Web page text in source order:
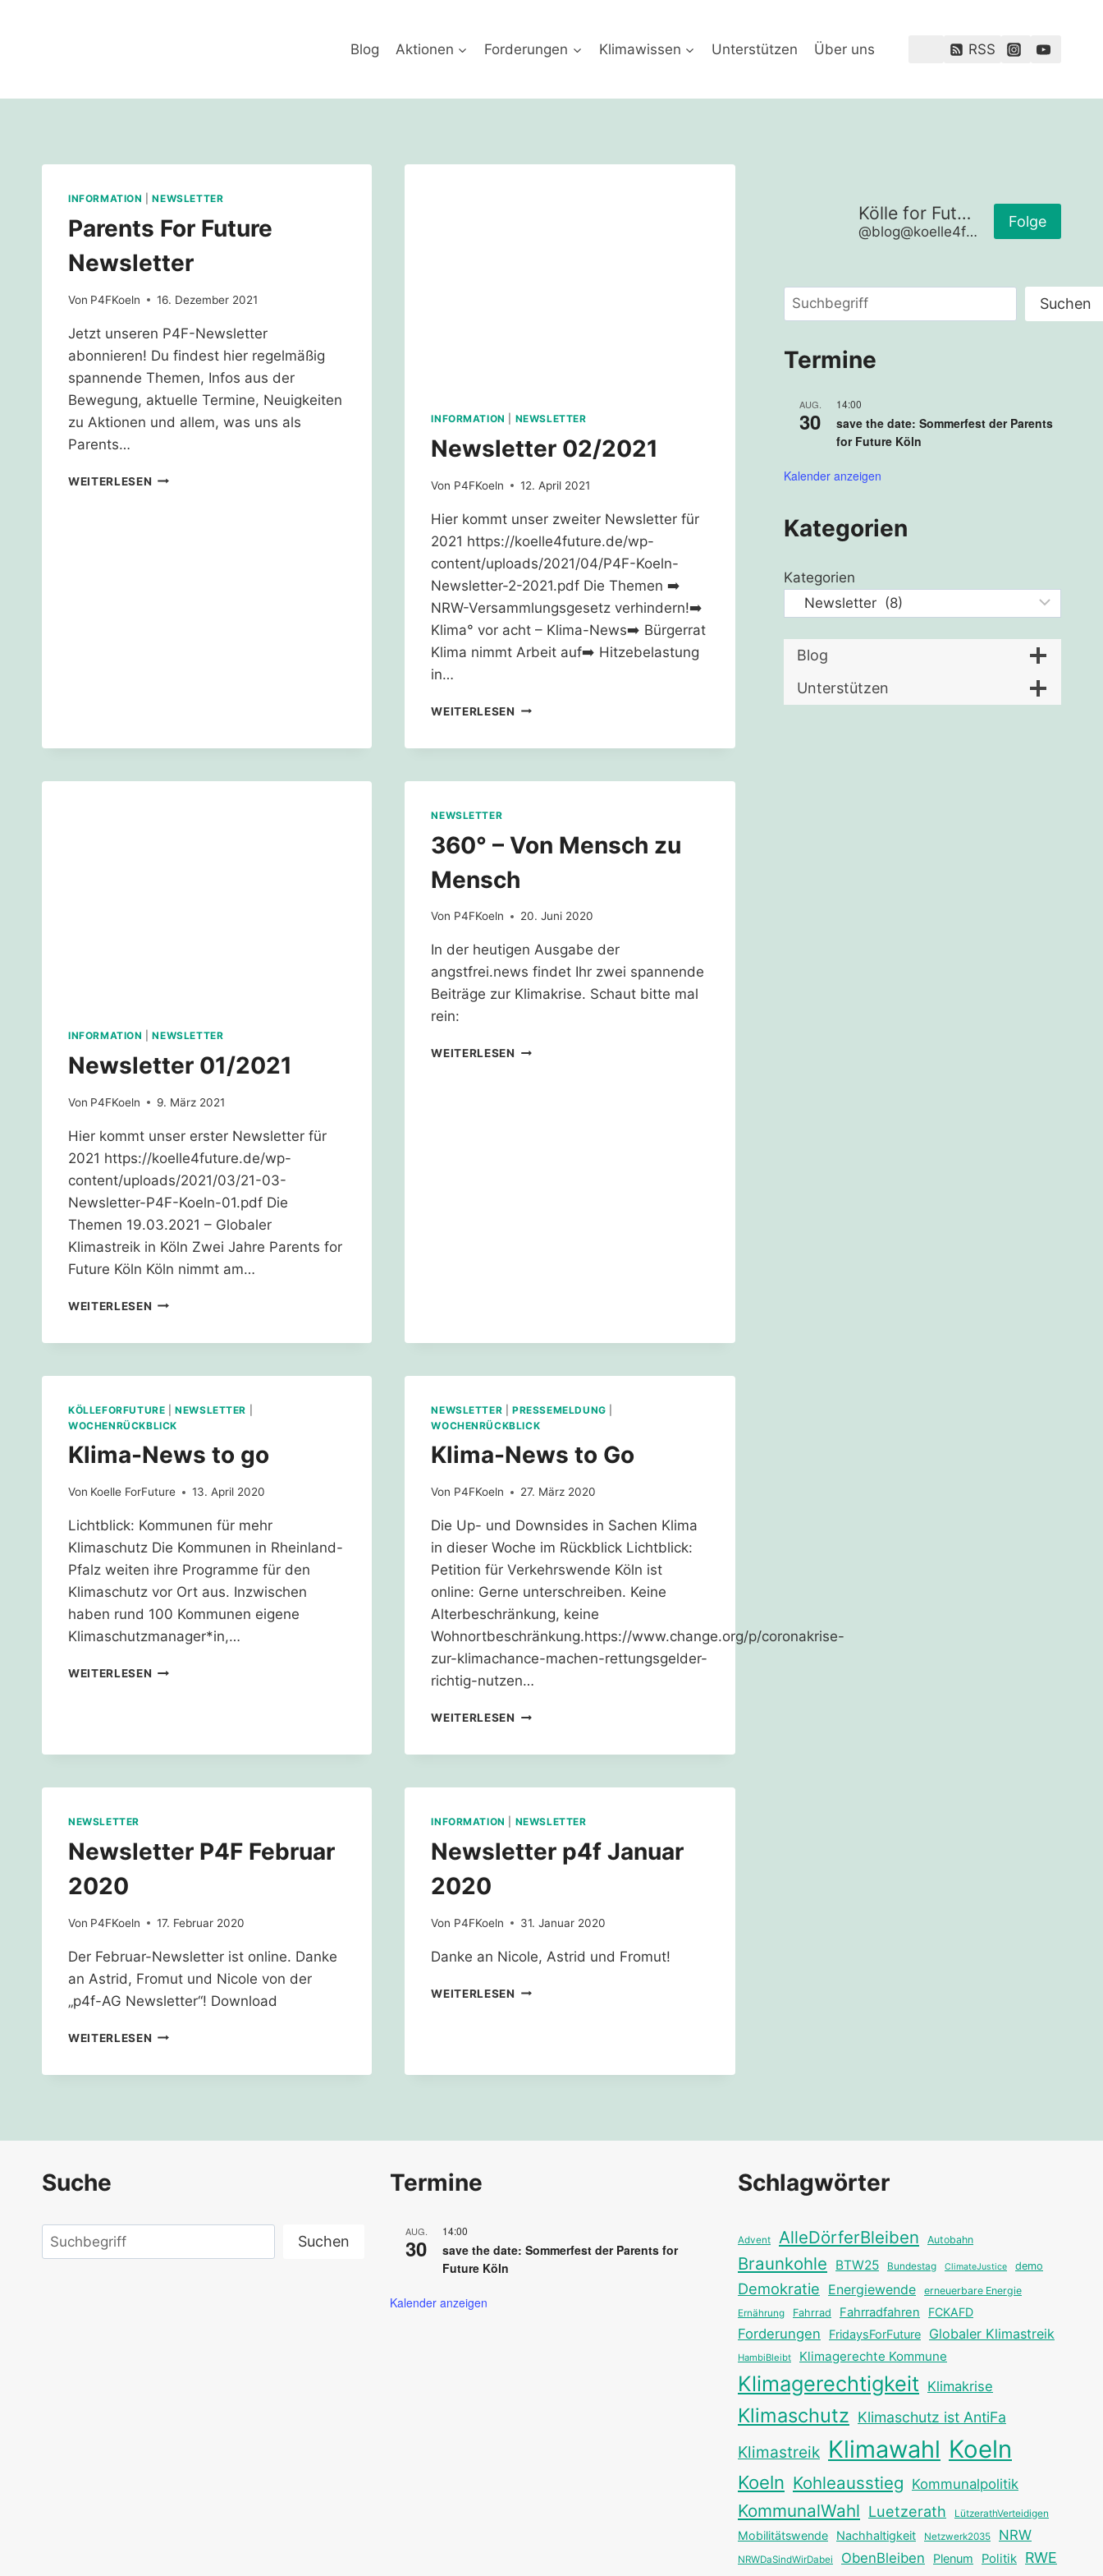
Blog Aktionen Forderungen Klimawissen Unterstützen Über uns RSS
INFORMATION |NEWSLETTER
Parents For Future
Newsletter
Von P4FKoeln 16. Dezember 2021
Jetzt unseren P4F-Newsletter
abonnieren! Du findest hier regelmäßig
spannende Themen, Infos aus der
Bewegung, aktuelle Termine, Neuigkeiten
zu Aktionen und allem, was uns als
Parents…
WEITERLESEN PARENTS
INFORMATION NEWSLETTER
Newsletter 02/2021
Von P4FKoeln 12. April 2021
Hier kommt unser zweiter Newsletter für
2021 https://koelle4future.de/wp-
content/uploads/2021/04/P4F-Koeln-
Newsletter-2-2021.pdf Die Themen ➡️
NRW-Versammlungsgesetz verhindern!➡️
Klima° vor acht – Klima-News➡️ Bürgerrat
Klima nimmt Arbeit auf➡️ Hitzebelastung
in…
WEITERLESEN NEWSLETTER
INFORMATION |NEWSLETTER
Newsletter 01/2021
Von P4FKoeln 9. März 2021
Hier kommt unser erster Newsletter für
2021 https://koelle4future.de/wp-
content/uploads/2021/03/21-03-
Newsletter-P4F-Koeln-01.pdf Die
Themen 19.03.2021 – Globaler
Klimastreik in Köln Zwei Jahre Parents for
Future Köln Köln nimmt am…
WEITERLESEN NEWSLETTER
NEWSLETTER
360° – Von Mensch zu
Mensch
Von P4FKoeln 20. Juni 2020
In der heutigen Ausgabe der
angstfrei.news findet Ihr zwei spannende
Beiträge zur Klimakrise. Schaut bitte mal
rein:
WEITERLESEN 360°
KÖLLEFORFUTURE |NEWSLETTER
WOCHENRÜCKBLICK
Klima-News to go
Von Koelle ForFuture 13. April 2020
Lichtblick: Kommunen für mehr
Klimaschutz Die Kommunen in Rheinland-
Pfalz weiten ihre Programme für den
Klimaschutz vor Ort aus. Inzwischen
haben rund 100 Kommunen eigene
Klimaschutzmanager*in,…
WEITERLESEN KLIMA-
NEWSLETTER |PRESSEMELDUNG
WOCHENRÜCKBLICK
Klima-News to Go
Von P4FKoeln 27. März 2020
Die Up- und Downsides in Sachen Klima
in dieser Woche im Rückblick Lichtblick:
Petition für Verkehrswende Köln ist
online: Gerne unterschreiben. Keine
Alterbeschränkung, keine
Wohnortbeschränkung.https://www.change.org/p/coronakrise-
zur-klimachance-machen-rettungsgelder-
richtig-nutzen…
WEITERLESEN KLIMA-
NEWSLETTER
Newsletter P4F Februar
2020
Von P4FKoeln 17. Februar 2020
Der Februar-Newsletter ist online. Danke
an Astrid, Fromut und Nicole von der
„p4f-AG Newsletter“! Download
WEITERLESEN NEWSLETTER
INFORMATION NEWSLETTER
Newsletter p4f Januar
2020
Von P4FKoeln 31. Januar 2020
Danke an Nicole, Astrid und Fromut!
WEITERLESEN NEWSLETTER
Kölle for Future
@blog@koelle4future.de
Folge
Suchen Suchen
Termine
AUG.
30
14:00
save the date: Sommerfest der Parents
for Future Köln
Kalender anzeigen
Kategorien
Kategorien
Blog
Unterstützen
Suche
Suchen Suchen
Termine
AUG.
30
14:00
save the date: Sommerfest der Parents for
Future Köln
Kalender anzeigen
Schlagwörter
Advent AlleDörferBleiben Autobahn
Braunkohle BTW25 Bundestag ClimateJustice demo
Demokratie Energiewende erneuerbare Energie
Ernährung Fahrrad Fahrradfahren FCKAFD
Forderungen FridaysForFuture Globaler Klimastreik
HambiBleibt Klimagerechte Kommune
Klimagerechtigkeit Klimakrise
Klimaschutz Klimaschutz ist AntiFa
Klimastreik Klimawahl Koeln
Koeln Kohleausstieg Kommunalpolitik
KommunalWahl Luetzerath LützerathVerteidigen
Mobilitätswende Nachhaltigkeit Netzwerk2035 NRW
NRWDaSindWirDabei ObenBleiben Plenum Politik RWE